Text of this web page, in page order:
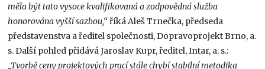
měla být tato vysoce kvalifikovaná a zodpovědná služba
honorována vyšší sazbou,“říká Aleš Trnečka, předseda
představenstva a ředitel společnosti, Dopravoprojekt Brno, a.
s. Další pohled přidává Jaroslav Kupr, ředitel, Intar, a. s.:
„Tvorbě ceny projektových prací stále chybí stabilní metodika